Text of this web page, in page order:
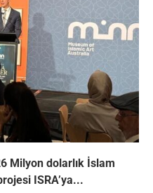
Milyon dolarlık İslam
ISRA’ya...